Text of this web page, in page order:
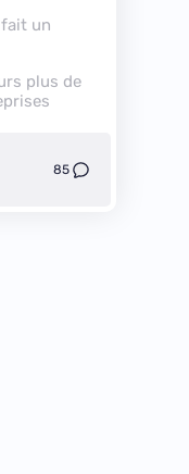
un
plus de
85